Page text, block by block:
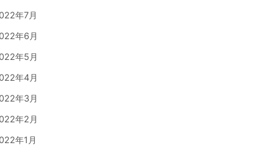
年7月
年6月
年5月
年4月
年3月
年2月
年1月